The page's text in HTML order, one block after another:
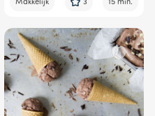
Makkelijk 3 15 min.